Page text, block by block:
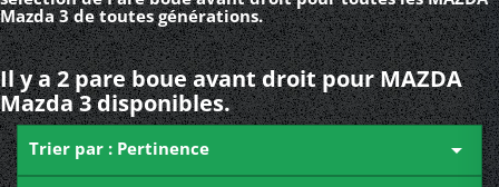
Mazda 3 de toutes générations.
Il y a 2 pare boue avant droit pour MAZDA
Mazda 3 disponibles.
Trier par : Pertinence 